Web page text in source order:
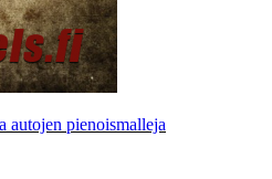
autojen pienoismalleja